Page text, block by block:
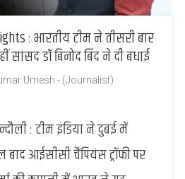
: भारतीय टीम ने तीसरी बार
सांसद डॉ बिनोद बिंद ने दी बधाई
Umesh - (Journalist)
: टीम इंडिया ने दुबई में
बाद आईसीसी चैंपियंस ट्रॉफी पर